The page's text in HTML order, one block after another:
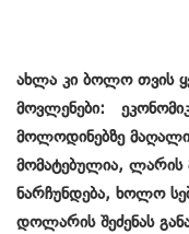
ახლა კი ბოლო თვის
მოვლენები:
მოლოდინებზე
მომატებულია, ლარის
ნარჩუნდება, ხოლო
დოლარის შეძენას